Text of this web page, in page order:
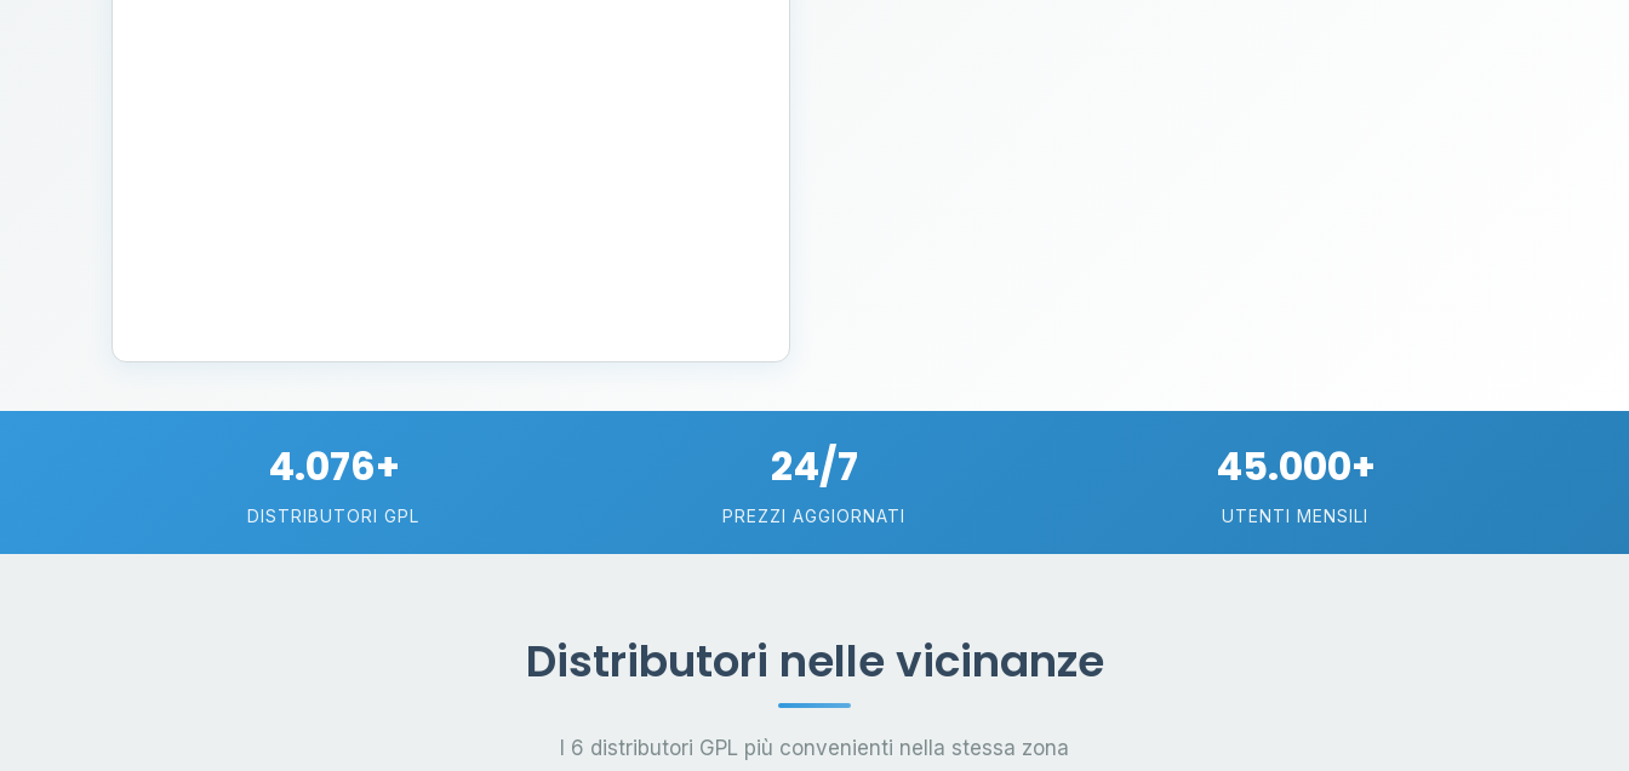
4.076+
DISTRIBUTORI GPL
24/7
PREZZI AGGIORNATI
45.000+
UTENTI MENSILI
Distributori nelle vicinanze
I 6 distributori GPL più convenienti nella stessa zona